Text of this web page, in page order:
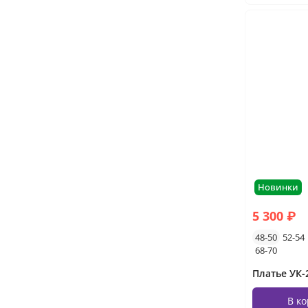
Новинки
5 300 ₽
48-50 52-54
68-70
В